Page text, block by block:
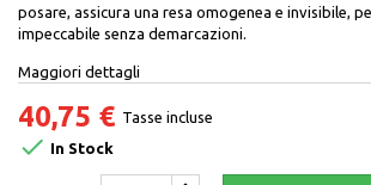
posare, assicura una resa omogenea e invisibile,
impeccabile senza demarcazioni.
Maggiori dettagli
40,75 € Tasse incluse
 In Stock